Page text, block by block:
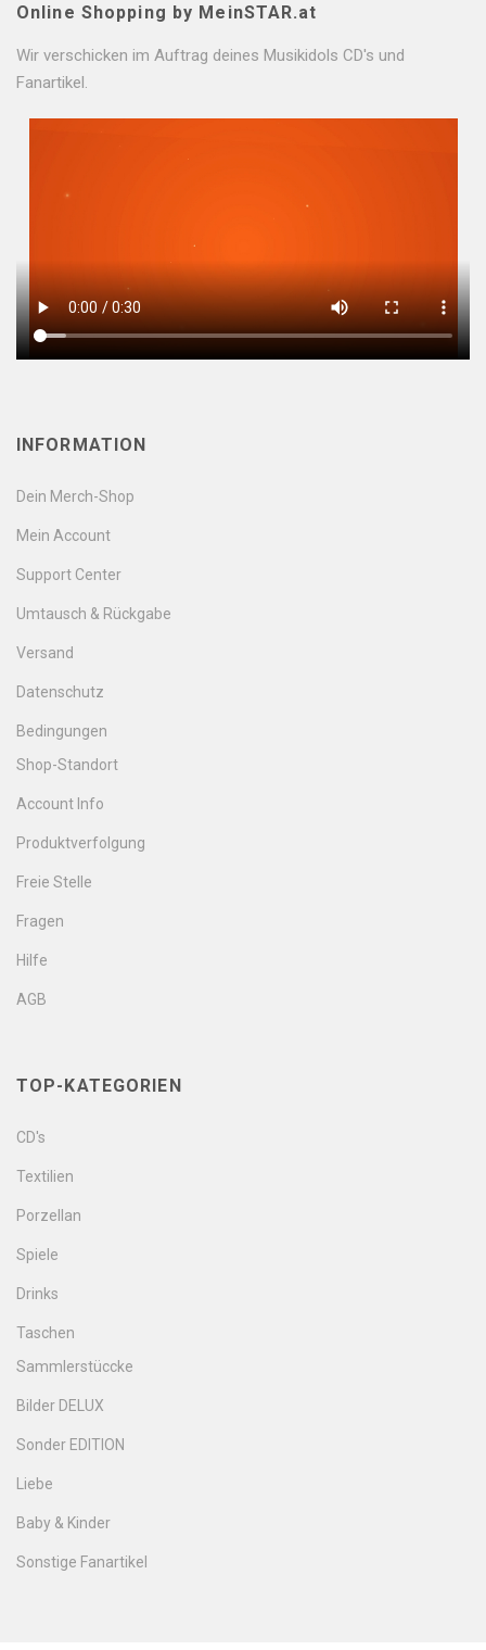
Online Shopping by MeinSTAR.at
Wir verschicken im Auftrag deines Musikidols CD's und
Fanartikel.
INFORMATION
Dein Merch-Shop
Mein Account
Support Center
Umtausch & Rückgabe
Versand
Datenschutz
Bedingungen
Shop-Standort
Account Info
Produktverfolgung
Freie Stelle
Fragen
Hilfe
AGB
TOP-KATEGORIEN
CD's
Textilien
Porzellan
Spiele
Drinks
Taschen
Sammlerstüccke
Bilder DELUX
Sonder EDITION
Liebe
Baby & Kinder
Sonstige Fanartikel